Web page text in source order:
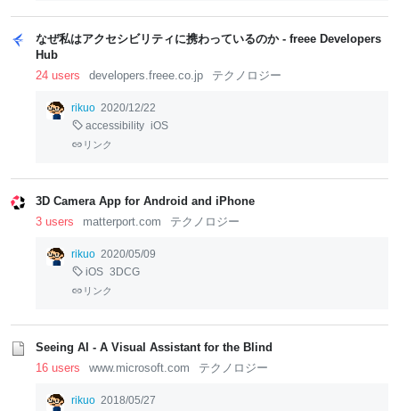
なぜ私はアクセシビリティに携わっているのか - freee Developers
Hub
24 users
developers.freee.co.jp テクノロジー
rikuo 2020/12/22
accessibility iOS
リンク
3D Camera App for Android and iPhone
3 users
matterport.com テクノロジー
rikuo 2020/05/09
iOS 3DCG
リンク
Seeing AI - A Visual Assistant for the Blind
16 users
www.microsoft.com テクノロジー
rikuo 2018/05/27